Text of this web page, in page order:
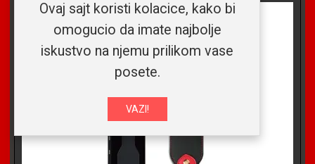
Ovaj sajt koristi kolacice, kako bi
omogucio da imate najbolje
iskustvo na njemu prilikom vase
posete.
VAZI!